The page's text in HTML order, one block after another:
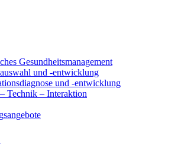
Gesundheitsmanagement
und -entwicklung
und -entwicklung
Technik – Interaktion